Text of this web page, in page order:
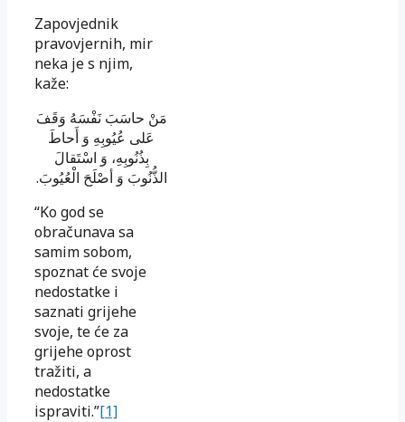
Zapovjednik
pravovjernih, mir
neka je s njim,
kaže:
مَنْ حاسَبَ نَفْسَهُ وَقَفَ
عَلی عُیُوبِهِ وَ أَحاطَ
بِذُنُوبِهِ، وَ اسْتَقالَ
الذُّنُوبَ وَ أصْلَحَ الْعُیُوبَ.
“Ko god se
obračunava sa
samim sobom,
spoznat će svoje
nedostatke i
saznati grijehe
svoje, te će za
grijehe oprost
tražiti, a
nedostatke
ispraviti.”[1]